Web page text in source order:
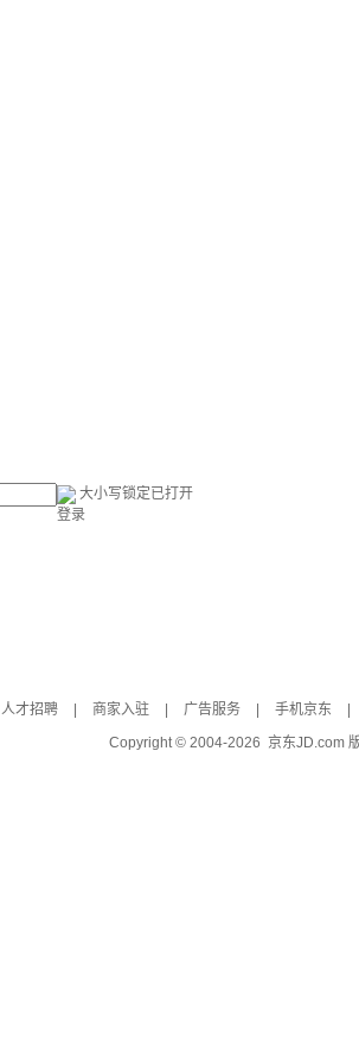
大小写锁定已打开
登录
人才招聘 商家入驻 广告服务 手机京东
Copyright © 2004-2026 京东JD.com